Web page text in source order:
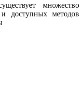
множество
доступных методов